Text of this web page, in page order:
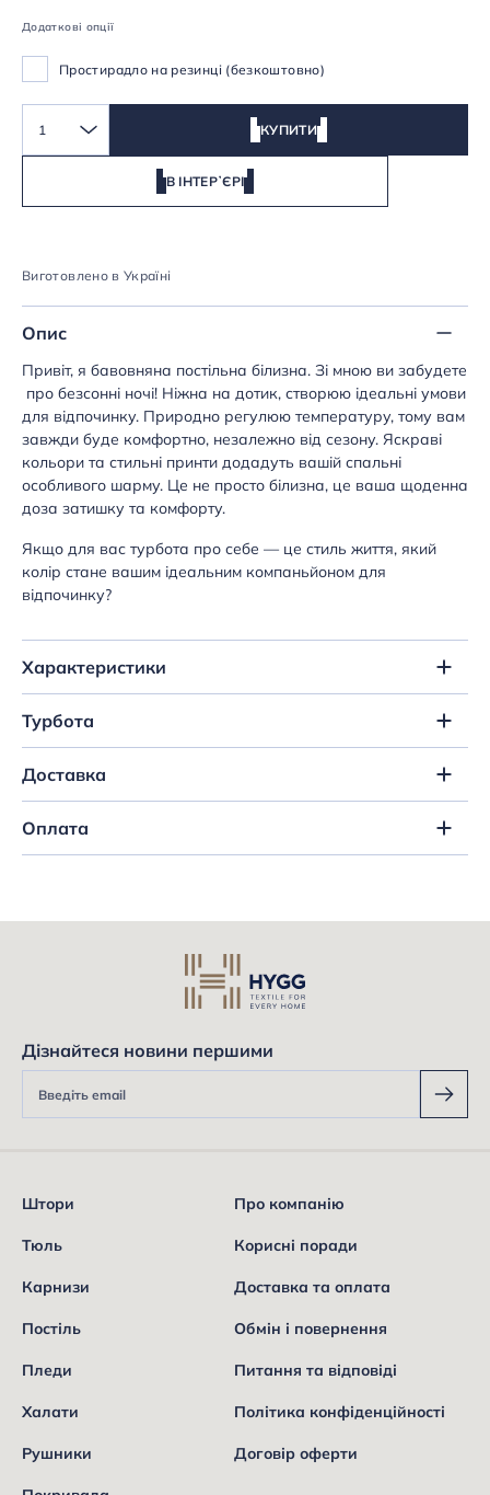
Додаткові опції
Простирадло на резинці (безкоштовно)
1 КУПИТИ
В ІНТЕРʼЄРІ
Виготовлено в Україні
Опис
Привіт, я бавовняна постільна білизна. Зі мною ви забудете
про безсонні ночі! Ніжна на дотик, створюю ідеальні умови
для відпочинку. Природно регулюю температуру, тому вам
завжди буде комфортно, незалежно від сезону. Яскраві
кольори та стильні принти додадуть вашій спальні
особливого шарму. Це не просто білизна, це ваша щоденна
доза затишку та комфорту.
Якщо для вас турбота про себе — це стиль життя, який
колір стане вашим ідеальним компаньйоном для
відпочинку?
Характеристики
Турбота
Доставка
Оплата
Дізнайтеся новини першими
Штори
Тюль
Карнизи
Постіль
Пледи
Халати
Рушники
Про компанію
Корисні поради
Доставка та оплата
Обмін і повернення
Питання та відповіді
Політика конфіденційності
Договір оферти